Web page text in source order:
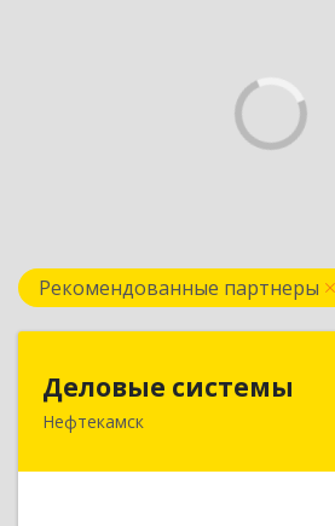
Рекомендованные партнеры
Деловые системы
Нефтекамск452689, Башкортостан